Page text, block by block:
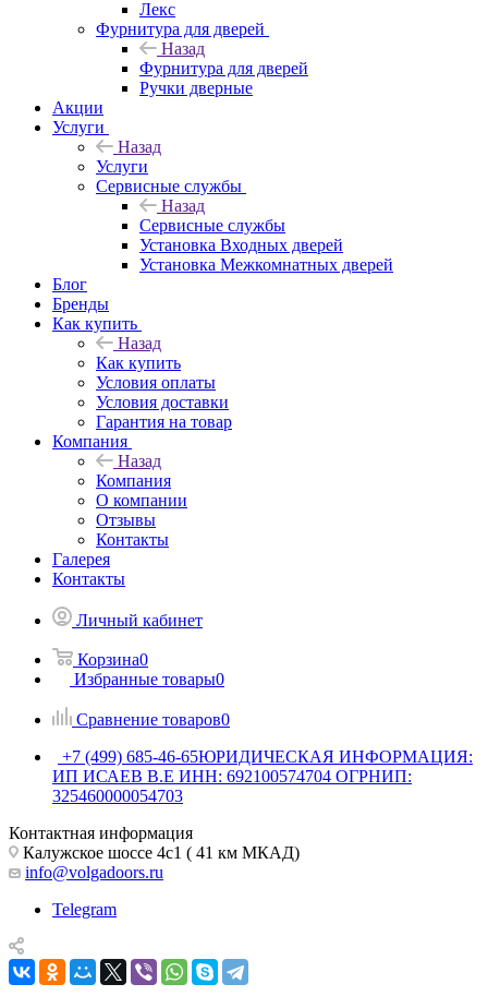
Лекс
Фурнитура для дверей
Назад
Фурнитура для дверей
Ручки дверные
Акции
Услуги
Назад
Услуги
Сервисные службы
Назад
Сервисные службы
Установка Входных дверей
Установка Межкомнатных дверей
Блог
Бренды
Как купить
Назад
Как купить
Условия оплаты
Условия доставки
Гарантия на товар
Компания
Назад
Компания
О компании
Отзывы
Контакты
Галерея
Контакты
Личный кабинет
Корзина0
Избранные товары0
Сравнение товаров0
+7 (499) 685-46-65ЮРИДИЧЕСКАЯ ИНФОРМАЦИЯ:
ИП ИСАЕВ В.Е ИНН: 692100574704 ОГРНИП:
325460000054703
Контактная информация
Калужское шоссе 4с1 ( 41 км МКАД)
info@volgadoors.ru
Telegram